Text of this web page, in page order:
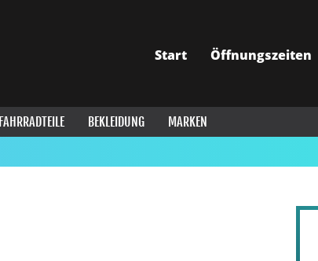
Start Öffnungszeiten
FAHRRADTEILE BEKLEIDUNG
MARKEN